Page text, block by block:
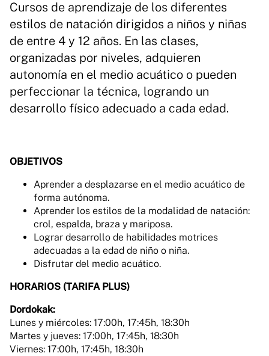
Cursos de aprendizaje de los diferentes
estilos de natación dirigidos a niños y niñas
de entre 4 y 12 años. En las clases,
organizadas por niveles, adquieren
autonomía en el medio acuático o pueden
perfeccionar la técnica, logrando un
desarrollo físico adecuado a cada edad.
OBJETIVOS
Aprender a desplazarse en el medio acuático de
forma autónoma.
Aprender los estilos de la modalidad de natación:
crol, espalda, braza y mariposa.
Lograr desarrollo de habilidades motrices
adecuadas a la edad de niño o niña.
Disfrutar del medio acuático.
HORARIOS (TARIFA PLUS)
Dordokak:
Lunes y miércoles: 17:00h, 17:45h, 18:30h
Martes y jueves: 17:00h, 17:45h, 18:30h
Viernes: 17:00h, 17:45h, 18:30h